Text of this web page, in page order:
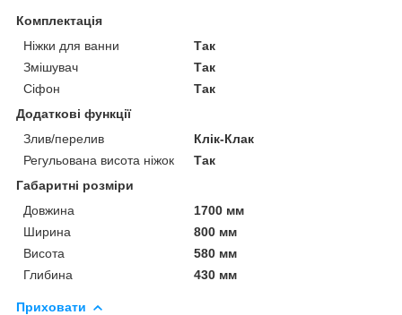
Комплектація
Ніжки для ванни
Так
Змішувач
Так
Сіфон
Так
Додаткові функції
Злив/перелив
Клік-Клак
Регульована висота ніжок
Так
Габаритні розміри
Довжина
1700 мм
Ширина
800 мм
Висота
580 мм
Глибина
430 мм
Приховати